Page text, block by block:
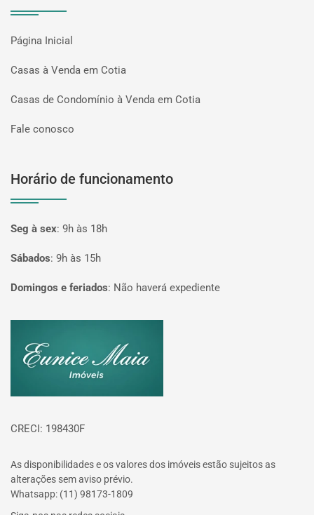
Página Inicial
Casas à Venda em Cotia
Casas de Condomínio à Venda em Cotia
Fale conosco
Horário de funcionamento
Seg à sex: 9h às 18h
Sábados: 9h às 15h
Domingos e feriados: Não haverá expediente
CRECI: 198430F
As disponibilidades e os valores dos imóveis estão sujeitos as
alterações sem aviso prévio.
Whatsapp: (11) 98173-1809